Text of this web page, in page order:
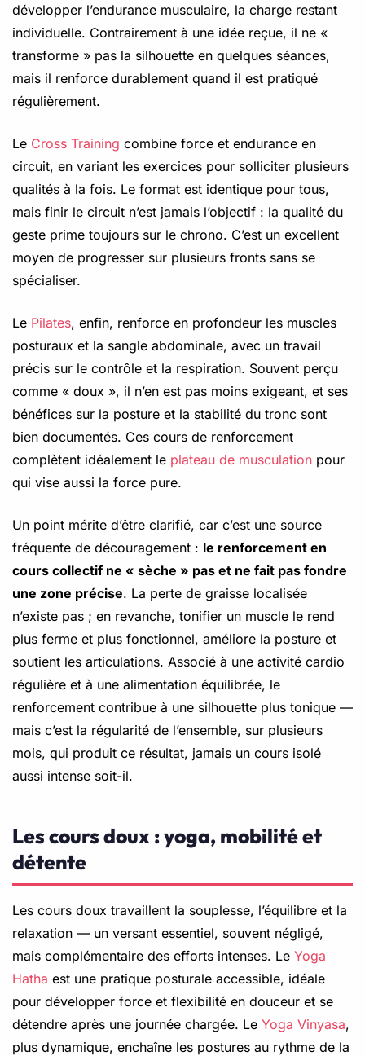
développer l’endurance musculaire, la charge restant
individuelle. Contrairement à une idée reçue, il ne «
transforme » pas la silhouette en quelques séances,
mais il renforce durablement quand il est pratiqué
régulièrement.
Le Cross Training combine force et endurance en
circuit, en variant les exercices pour solliciter plusieurs
qualités à la fois. Le format est identique pour tous,
mais finir le circuit n’est jamais l’objectif : la qualité du
geste prime toujours sur le chrono. C’est un excellent
moyen de progresser sur plusieurs fronts sans se
spécialiser.
Le Pilates, enfin, renforce en profondeur les muscles
posturaux et la sangle abdominale, avec un travail
précis sur le contrôle et la respiration. Souvent perçu
comme « doux », il n’en est pas moins exigeant, et ses
bénéfices sur la posture et la stabilité du tronc sont
bien documentés. Ces cours de renforcement
complètent idéalement le plateau de musculation pour
qui vise aussi la force pure.
Un point mérite d’être clarifié, car c’est une source
fréquente de découragement : le renforcement en
cours collectif ne « sèche » pas et ne fait pas fondre
une zone précise. La perte de graisse localisée
n’existe pas ; en revanche, tonifier un muscle le rend
plus ferme et plus fonctionnel, améliore la posture et
soutient les articulations. Associé à une activité cardio
régulière et à une alimentation équilibrée, le
renforcement contribue à une silhouette plus tonique —
mais c’est la régularité de l’ensemble, sur plusieurs
mois, qui produit ce résultat, jamais un cours isolé
aussi intense soit-il.
Les cours doux : yoga, mobilité et
détente
Les cours doux travaillent la souplesse, l’équilibre et la
relaxation — un versant essentiel, souvent négligé,
mais complémentaire des efforts intenses. Le Yoga
Hatha est une pratique posturale accessible, idéale
pour développer force et flexibilité en douceur et se
détendre après une journée chargée. Le Yoga Vinyasa,
plus dynamique, enchaîne les postures au rythme de la